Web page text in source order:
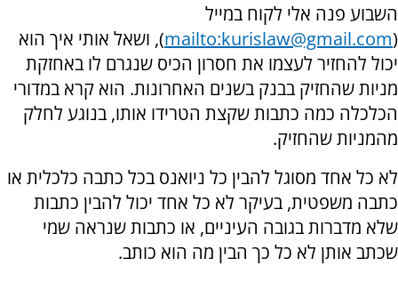
השבוע פנה אלי לקוח במייל
(
mailto:kurislaw@gmail.com), ושאל אותי איך הוא
יכול להחזיר לעצמו את חסרון הכיס שנגרם לו באחזקת
מניות שהחזיק בבנק בשנים האחרונות. הוא קרא במדורי
הכלכלה כמה כתבות שקצת הטרידו אותו, בנוגע לחלק
מהמניות שהחזיק.
לא כל אחד מסוגל להבין כל ניואנס בכל כתבה כלכלית או
כתבה משפטית, בעיקר לא כל אחד יכול להבין כתבות
שלא מדברות בגובה העיניים, או כתבות שנראה שמי
שכתב אותן לא כל כך הבין מה הוא כותב.